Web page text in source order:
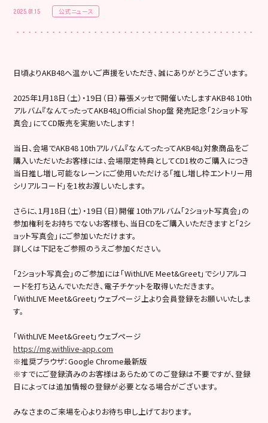
2025.01.15 公式ニュース
日頃よりAKB48へ温かいご声援をいただき、誠にありがとうございます。
2025年1月18日（土）・19日（日）幕張メッセで開催いたしますAKB48 10th
アルバム『なんてったってAKB48』Official Shop盤 発売記念「2ショット写
真会」にてCD販売を実施いたします！
当日、会場でAKB48 10thアルバム『なんてったってAKB48』対象商品をご
購入いただいたお客様には、会場限定特典としてCD1枚のご購入につき
当日推し増し可能なレーンにご使用いただける「推し増し枠エントリー用
シリアルコード」を1枚お渡しいたします。
さらに、1月18日（土）・19日（日）開催 10thアルバム「2ショット写真会」の
参加権利をお持ちでないお客様も、当日CDをご購入いただきますと「2シ
ョット写真会」にご参加いただけます。
詳しくは下記をご参照のうえご参加ください。
「2ショット写真会」のご参加には「WithLIVE Meet&Greet」でシリアルコ
ードを打ち込んでいただき、電子チケットを取得いただきます。
「WithLIVE Meet&Greet」ウェブページ上より会員登録をお願いいたしま
す。
「WithLIVE Meet&Greet」ウェブページ
https://mg.withlive-app.com
※推奨ブラウザ：Google Chrome最新版
※すでにご登録済みのお客様はあらためてのご登録は不要ですが、登録
日によっては追加情報の登録が必要となる場合がございます。
みなさまのご来場を心よりお待ち申し上げております。